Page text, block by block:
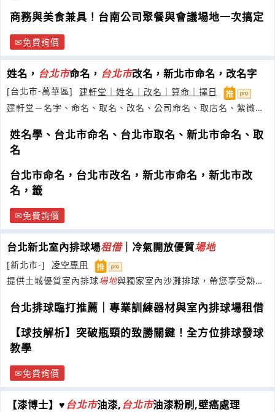
商務與美食兼具！台南公司聚餐與會議場地一次搞定
免費詢價
姓名， 台北市命名， 台北市改名，新北市命名，改名字
[台北市-萬華區]
建軒堂｜姓名｜改名｜算命｜擇日
建軒堂－名字、命名、取名、改名、公司命名、取店名、紫微、
姓名學、台北市命名、台北市取名、新北市命名、取
名
台北市命名，台北市改名，新北市命名，新北市改
名，籤
免費詢價
台北新北室內排球場租借｜冷氣開放優質場地
[新北市-]
凌空專用
提供土城優質室內排球場地與獨家室內沙灘排球，帶您享受熱血
台北排球臨打推薦｜專業訓練器材與室內排球場租借
【球技解析】突破瓶頸的致勝關鍵！全方位排球發球
教學
免費詢價
【漆博士】♥ 台北市油漆, 台北市油漆粉刷,壁癌處理